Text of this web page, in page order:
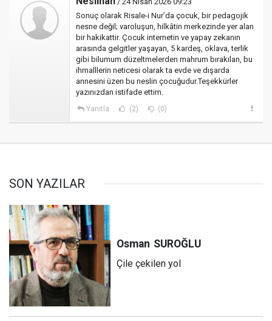
Sonuç olarak Risale-i Nur’da çocuk, bir pedagojik
nesne değil; varoluşun, hilkâtin merkezinde yer alan
bir hakikattir. Çocuk internetin ve yapay zekanın
arasında gelgitler yaşayan, 5 kardeş, oklava, terlik
gibi bilumum düzeltmelerden mahrum bırakılan, bu
ihmalllerin neticesi olarak ta evde ve dışarda
annesini üzen bu neslin çocuğudur.Teşekkürler
yazınızdan istifade ettim.
Yanıtla (2) (0)
SON YAZILAR
Osman SUROĞLU
Çile çekilen yol